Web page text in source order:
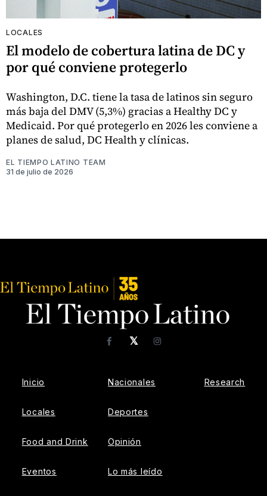
LOCALES
El modelo de cobertura latina de DC y
por qué conviene protegerlo
Washington, D.C. tiene la tasa de latinos sin seguro
más baja del DMV (5,3%) gracias a Healthy DC y
Medicaid. Por qué protegerlo en 2026 les conviene a
planes de salud, DC Health y clínicas.
EL TIEMPO LATINO TEAM
31 de julio de 2026
𝕏
FacebookInstagram
Inicio
Locales
Food and Drink
Eventos
Nacionales
Deportes
Opinión
Lo más leído
Research